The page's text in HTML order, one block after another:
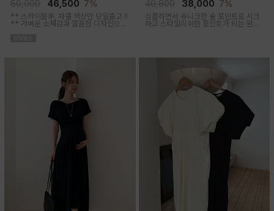
46,500 7%
** 스카이블루, 챠콜 색상만 당일출고 !!
** 가벼운 소재감과 깔끔한 디자인으로
38,000 7%
심플하면서 유니크한 숄 포인트로 시크
하고 스타일리쉬한 포인트가 되는 원피